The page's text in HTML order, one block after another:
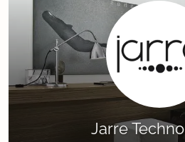
Jarre